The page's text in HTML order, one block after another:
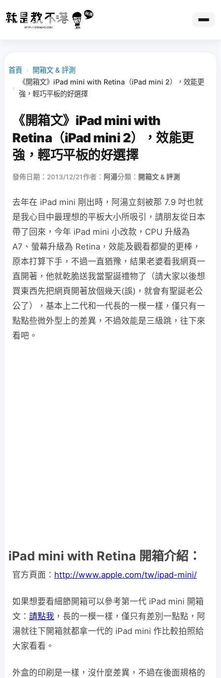
首頁 › 開箱文 & 評測
›
《開箱文》iPad mini with Retina（iPad mini 2），效能更
強，輕巧平板的好選擇
《開箱文》iPad mini with
Retina（iPad mini 2），效能更
強，輕巧平板的好選擇
發佈日期：2013/12/21作者： 阿湯分類： 開箱文 & 評測
去年在 iPad mini 剛出時，阿湯立刻被那 7.9 吋也就
是我心目中最理想的平板大小所吸引，請朋友從日本
帶了回來，今年 iPad mini 小改款，CPU 升級為
A7、螢幕升級為 Retina，效能及觀看都變的更棒，
原本打算下手，不過一直猶豫，結果老婆看我網頁一
直開著，他就乾脆送我當聖誕禮物了（請大家以後想
買東西先把網頁開著放個幾天(誤)，就會有聖誕老公
公了），基本上二代和一代長的一模一樣，僅只有一
點點些微外型上的差異，不過效能是三級跳，往下來
看吧。
iPad mini with Retina 開箱介紹：
官方頁面： http://www.apple.com/tw/ipad-mini/
如果想要看細節開箱可以參考第一代 iPad mini 開箱
文： 請點我 ，長的一模一樣，僅只有差別一點點，阿
湯就往下開箱就都拿一代的 iPad mini 作比較拍照給
大家看看。
外盒的印刷是一樣，沒什麼差異，不過在後面規格的